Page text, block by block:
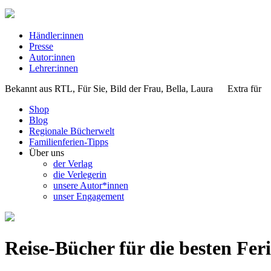
Händler:innen
Presse
Autor:innen
Lehrer:innen
Bekannt aus RTL, Für Sie, Bild der Frau, Bella, Laura Extra für
Shop
Blog
Regionale Bücherwelt
Familienferien-Tipps
Über uns
der Verlag
die Verlegerin
unsere Autor*innen
unser Engagement
Reise-Bücher für die besten